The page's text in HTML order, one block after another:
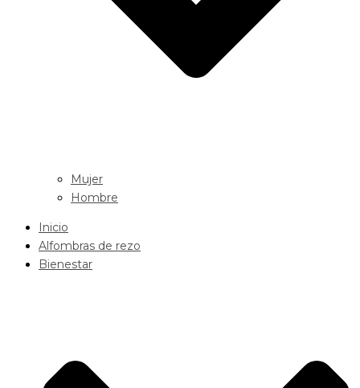
Mujer
Hombre
Inicio
Alfombras de rezo
Bienestar